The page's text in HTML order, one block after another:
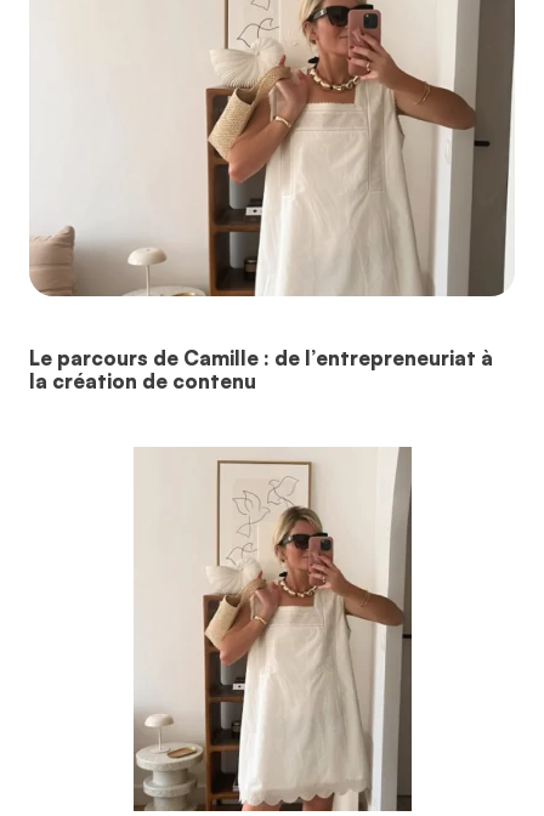
Le parcours de Camille : de l’entrepreneuriat à
la création de contenu